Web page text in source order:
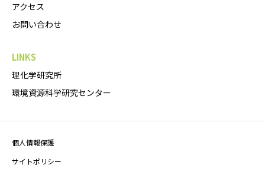
アクセス
お問い合わせ
LINKS
理化学研究所
環境資源科学研究センター
個人情報保護
サイトポリシー